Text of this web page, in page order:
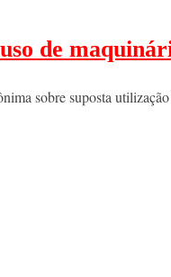
de
sobre suposta